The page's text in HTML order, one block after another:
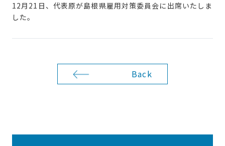
12月21日、代表原が島根県雇用対策委員会に出席いたしま
した。
Back